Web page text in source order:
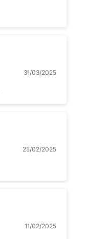
31/03/2025
25/02/2025
11/02/2025